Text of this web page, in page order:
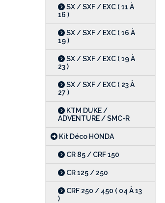
SX / SXF / EXC ( 11 À
16 )
SX / SXF / EXC ( 16 À
19 )
SX / SXF / EXC ( 19 À
23 )
SX / SXF / EXC ( 23 À
27 )
KTM DUKE /
ADVENTURE / SMC-R
Kit Déco HONDA
CR 85 / CRF 150
CR 125 / 250
CRF 250 / 450 ( 04 À 13
)